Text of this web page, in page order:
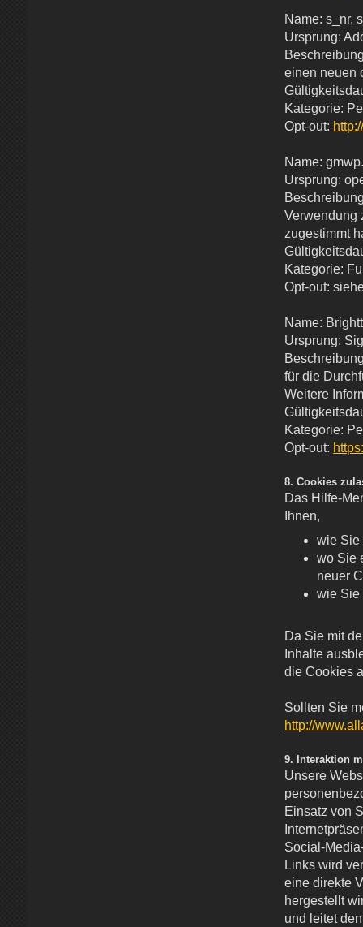
Name: s_nr,
Ursprung:
einen neuen
Kategorie:
Opt-out:
Name:
Ursprung:
Verwendung
zugestimmt
Kategorie:
Opt-out:
Name:
Ursprung:
für die
Weitere
Kategorie:
Opt-out:
8. Cookies
Das Hilfe-
Ihnen,
wie Sie
wo Sie
neuer
wie Sie
Da Sie mit
Inhalte
die Cookies
Sollten Sie
http://
9. Interaktion
Unsere
Einsatz von
Social-
Links wird
eine direkte
hergestellt
und leitet